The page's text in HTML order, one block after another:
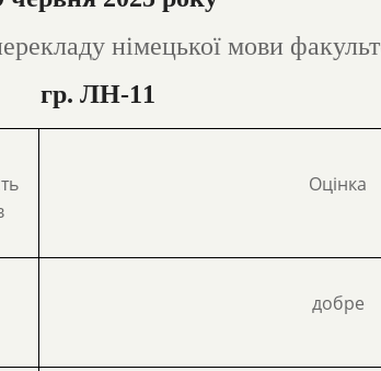
німецької мови
гр. ЛН-11
Оцінка
добре